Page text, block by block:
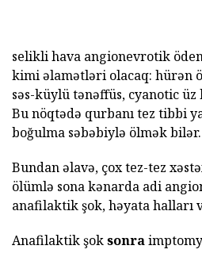
selikli hava angionevrotik
kimi əlamətləri olacaq: hürən
səs-küylü tənəffüs, cyanotic üz
Bu nöqtədə qurbanı tez tibbi
boğulma səbəbiylə ölmək bilər.
Bundan əlavə, çox tez-tez
ölümlə sona kənarda adi
anafilaktik şok, həyata halları
Anafilaktik şoksonra